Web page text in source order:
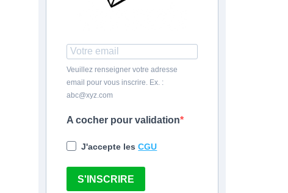
Veuillez renseigner votre adresse
email pour vous inscrire. Ex. :
abc@xyz.com
A cocher pour validation
J'accepte lesCGU
S'INSCRIRE